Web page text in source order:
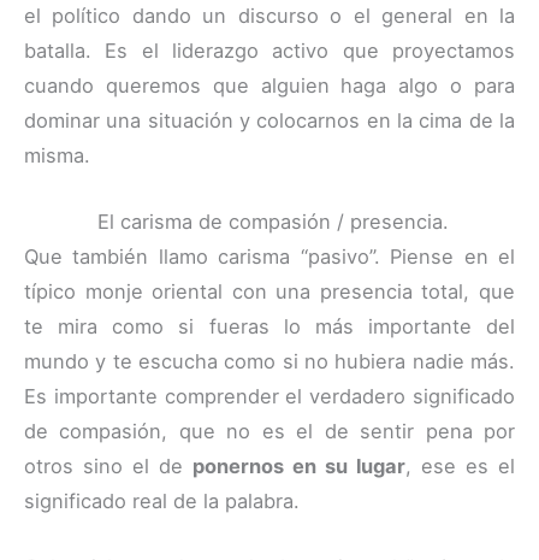
el político dando un discurso o el general en la
batalla. Es el liderazgo activo que proyectamos
cuando queremos que alguien haga algo o para
dominar una situación y colocarnos en la cima de la
misma.
El carisma de compasión / presencia.
Que también llamo carisma “pasivo”. Piense en el
típico monje oriental con una presencia total, que
te mira como si fueras lo más importante del
mundo y te escucha como si no hubiera nadie más.
Es importante comprender el verdadero significado
de compasión, que no es el de sentir pena por
otros sino el de ponernos en su lugar, ese es el
significado real de la palabra.